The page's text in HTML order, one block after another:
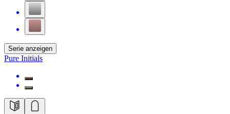
Serie anzeigen
Pure Initials